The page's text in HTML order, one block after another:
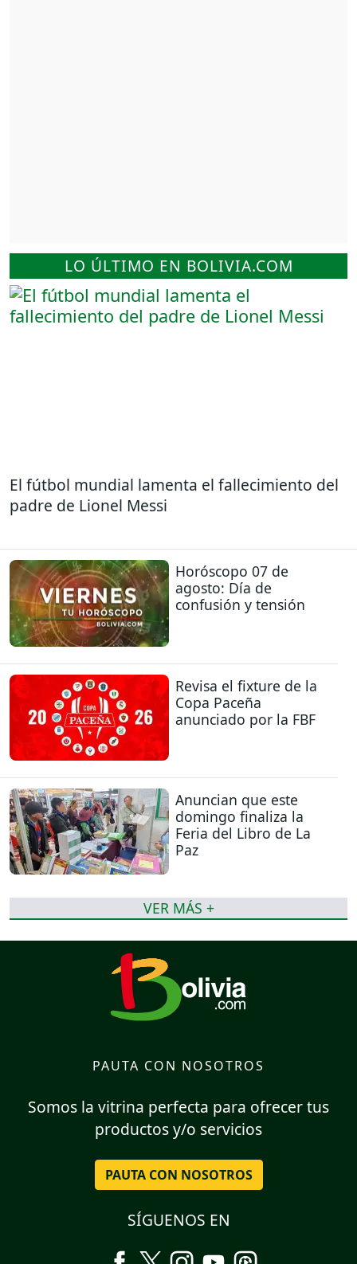
LO ÚLTIMO EN BOLIVIA.COM
El fútbol mundial lamenta el fallecimiento del
padre de Lionel Messi
Horóscopo 07 de
agosto: Día de
confusión y tensión
Revisa el fixture de la
Copa Paceña
anunciado por la FBF
Anuncian que este
domingo finaliza la
Feria del Libro de La
Paz
VER MÁS +
PAUTA CON NOSOTROS
Somos la vitrina perfecta para ofrecer tus
productos y/o servicios
PAUTA CON NOSOTROS
SÍGUENOS EN